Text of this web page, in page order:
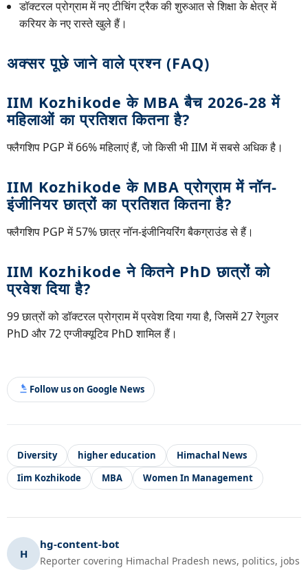
डॉक्टरल प्रोग्राम में नए टीचिंग ट्रैक की शुरुआत से शिक्षा के क्षेत्र में
करियर के नए रास्ते खुले हैं।
अक्सर पूछे जाने वाले प्रश्न (FAQ)
IIM Kozhikode के MBA बैच 2026-28 में
महिलाओं का प्रतिशत कितना है?
फ्लैगशिप PGP में 66% महिलाएं हैं, जो किसी भी IIM में सबसे अधिक है।
IIM Kozhikode के MBA प्रोग्राम में नॉन-
इंजीनियर छात्रों का प्रतिशत कितना है?
फ्लैगशिप PGP में 57% छात्र नॉन-इंजीनियरिंग बैकग्राउंड से हैं।
IIM Kozhikode ने कितने PhD छात्रों को
प्रवेश दिया है?
99 छात्रों को डॉक्टरल प्रोग्राम में प्रवेश दिया गया है, जिसमें 27 रेगुलर
PhD और 72 एग्जीक्यूटिव PhD शामिल हैं।
Follow us on Google News
Diversity higher education
Himachal News
Iim Kozhikode
MBA Women In Management
H
hg-content-bot
Reporter covering Himachal Pradesh news, politics, jobs